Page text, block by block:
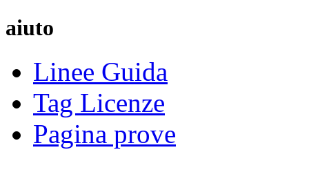
aiuto
Linee Guida
Tag Licenze
Pagina prove